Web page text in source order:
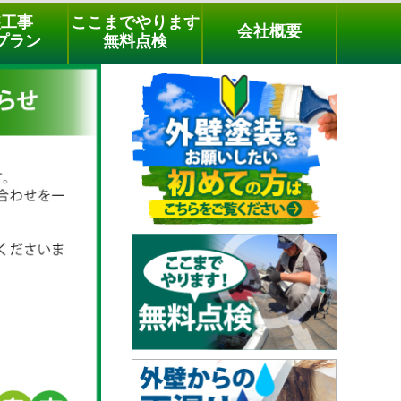
電話でのご相談 [9時～18時まで受付中]
phone03-3779-1505
事
ラン
ここまでやります
無料点検
会社概要